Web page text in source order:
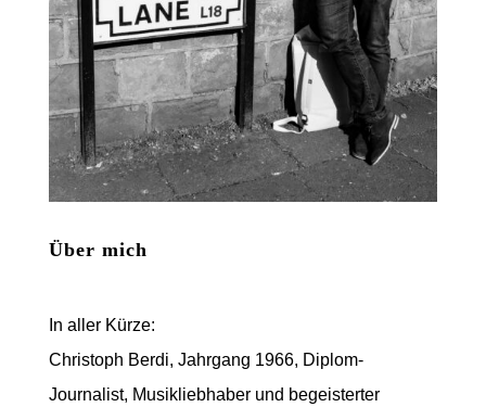
Über mich
In aller Kürze:
Christoph Berdi, Jahrgang 1966, Diplom-
Journalist, Musikliebhaber und begeisterter